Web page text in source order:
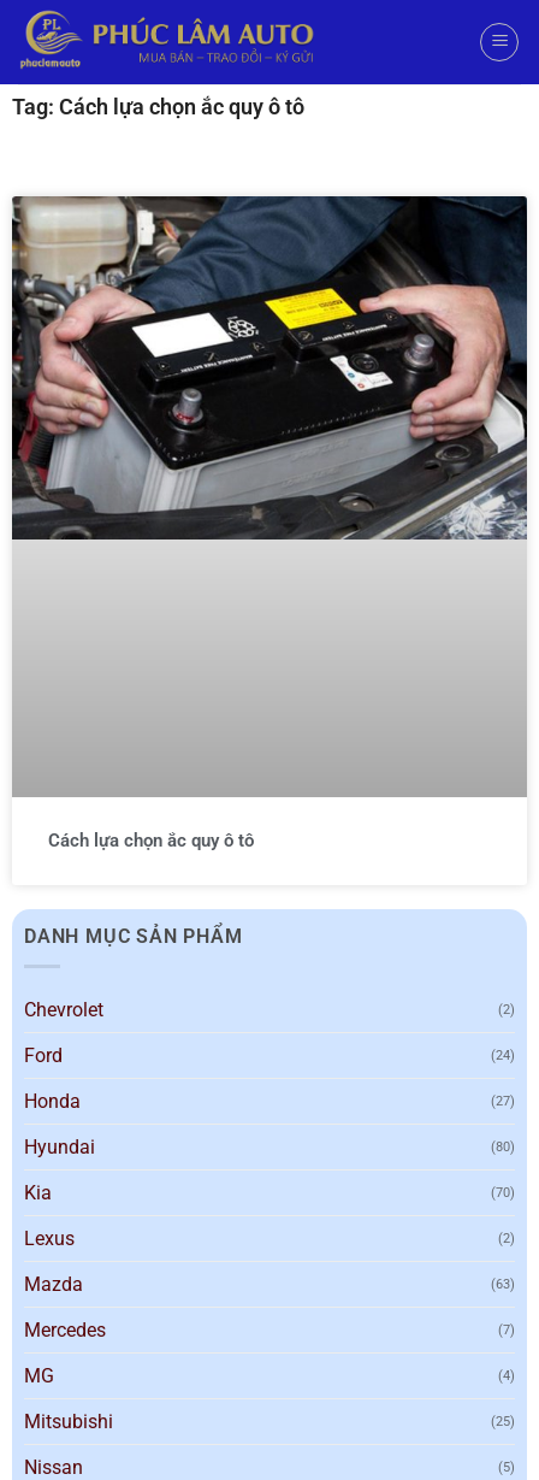
Tag: Cách lựa chọn ắc quy ô tô
Cách lựa chọn ắc quy ô tô
DANH MỤC SẢN PHẨM
Chevrolet (2)
Ford (24)
Honda (27)
Hyundai (80)
Kia (70)
Lexus (2)
Mazda (63)
Mercedes (7)
MG (4)
Mitsubishi (25)
Nissan (5)